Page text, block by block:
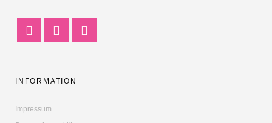
INFORMATION
Impressum